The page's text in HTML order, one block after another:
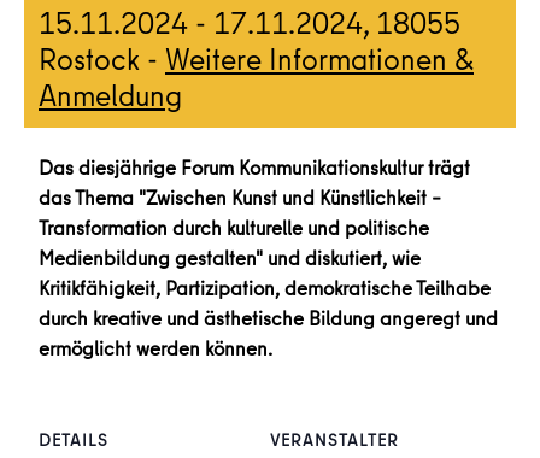
15.11.2024 - 17.11.2024, 18055
Rostock - Weitere Informationen &
Anmeldung
Das diesjährige Forum Kommunikationskultur trägt
das Thema "Zwischen Kunst und Künstlichkeit –
Transformation durch kulturelle und politische
Medienbildung gestalten" und diskutiert, wie
Kritikfähigkeit, Partizipation, demokratische Teilhabe
durch kreative und ästhetische Bildung angeregt und
ermöglicht werden können.
DETAILS
VERANSTALTER